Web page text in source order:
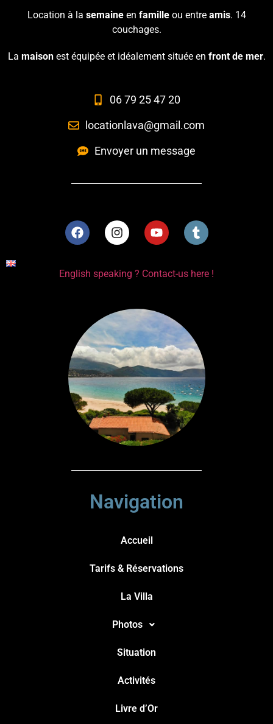
Location à la semaineen familleou entre amis. 14
couchages.
La maisonest équipée et idéalement située en front de mer.
06 79 25 47 20
locationlava@gmail.com
Envoyer un message
English speaking ? Contact-us here !
Navigation
Accueil
Tarifs & Réservations
La Villa
Photos
Situation
Activités
Livre d’Or